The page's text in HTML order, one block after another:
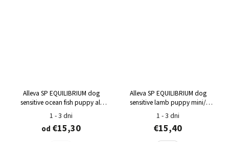
Alleva SP EQUILIBRIUM dog
sensitive ocean fish puppy all
breeds
1 - 3 dni
od €15,30
Alleva SP EQUILIBRIUM dog
sensitive lamb puppy mini/
medium 2 kg
1 - 3 dni
€15,40